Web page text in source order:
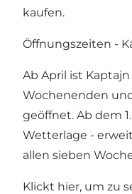
kaufen.
Öffnungszeiten -
Ab April ist
Wochenenden
geöffnet. Ab dem
Wetterlage -
allen sieben
Klickt hier, um zu